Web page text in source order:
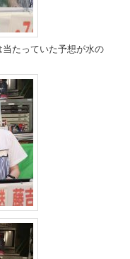
たっていた予想が水の